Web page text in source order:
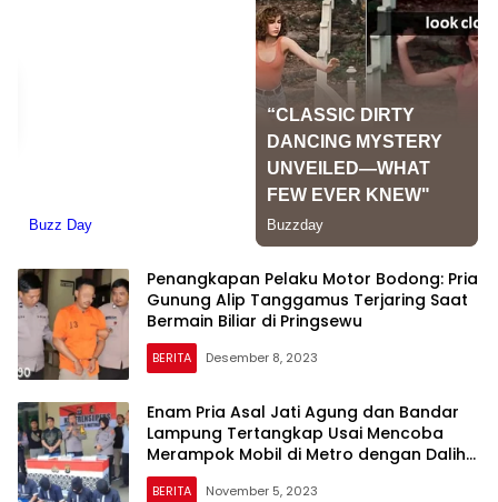
Penangkapan Pelaku Motor Bodong: Pria
Gunung Alip Tanggamus Terjaring Saat
Bermain Biliar di Pringsewu
BERITA Desember 8, 2023
Enam Pria Asal Jati Agung dan Bandar
Lampung Tertangkap Usai Mencoba
Merampok Mobil di Metro dengan Dalih
Sebagai Aparat TNI Polri
BERITA November 5, 2023